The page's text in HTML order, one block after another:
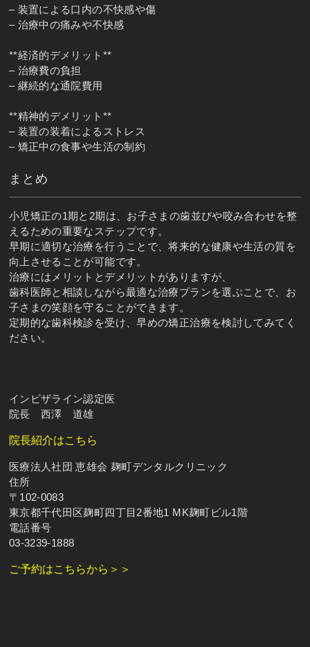
– 装置による口内の不快感や傷
– 治療中の痛みや不快感
**経済的デメリット**
– 治療費の負担
– 継続的な通院費用
**精神的デメリット**
– 装置の装着によるストレス
– 矯正中の食事や生活の制約
まとめ
小児矯正の1期と2期は、お子さまの歯並びや咬み合わせを整
えるための重要なステップです。
早期に適切な治療を行うことで、将来的な健康や生活の質を
向上させることが可能です。
治療にはメリットとデメリットがありますが、
歯科医師と相談しながら最適な治療プランを選ぶことで、お
子さまの笑顔を守ることができます。
定期的な歯科検診を受け、早めの矯正治療を検討してみてく
ださい。
インビザライン認定医
院長 西澤 道雄
院長紹介はこちら
医療法人社団 恵雄会 麹町デンタルクリニック
住所
〒102-0083
東京都千代田区麹町四丁目2番地1 MK麹町ビル1階
電話番号
03-3239-1888
ご予約はこちらから＞＞